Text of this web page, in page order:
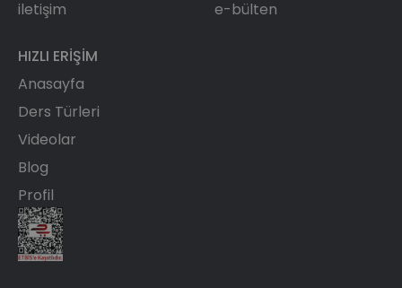
iletişim
e-bülten
HIZLI ERIŞIM
Anasayfa
Ders Türleri
Videolar
Blog
Profil